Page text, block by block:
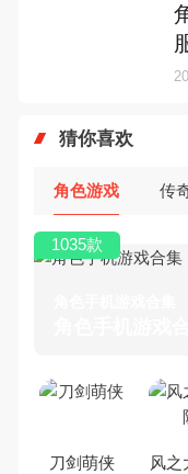
猜你喜欢
角色游戏 传
角色手机游戏
1035款
刀剑萌侠 风之